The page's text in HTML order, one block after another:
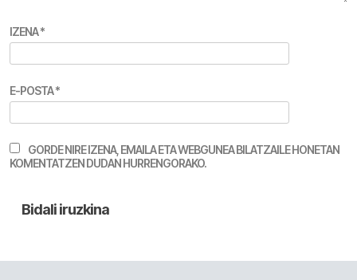
IZENA*
E-POSTA*
GORDE NIRE IZENA, EMAILA ETA WEBGUNEA BILATZAILE HONETAN
KOMENTATZEN DUDAN HURRENGORAKO.